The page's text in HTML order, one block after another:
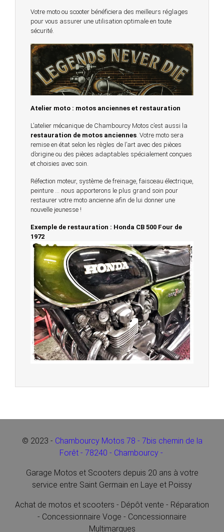
Votre moto ou scooter bénéficiera des meilleurs réglages
pour vous assurer une utilisation optimale en toute
sécurité.
Atelier moto : motos anciennes et restauration
L’atelier mécanique de Chambourcy Motos c’est aussi la
restauration de motos anciennes. Votre moto sera
remise en état selon les règles de l’art avec des pièces
d’origine ou des pièces adaptables spécialement conçues
et choisies avec soin.
Réfection moteur, système de freinage, faisceau électrique,
peinture … nous apporterons le plus grand soin pour
restaurer votre moto ancienne afin de lui donner une
nouvelle jeunesse !
Exemple de restauration : Honda CB 500 Four de
1972
© 2023 - Chambourcy Motos 78 - 7bis chemin de la
Forêt - 78240 - Chambourcy -
Garage Motos et Scooters depuis 20 ans à votre
service entre Saint Germain en Laye et Poissy
Achat de motos et scooters - Dépôt vente - Réparation
- Concessionnaire Voge - Concessionnaire
Multimarques